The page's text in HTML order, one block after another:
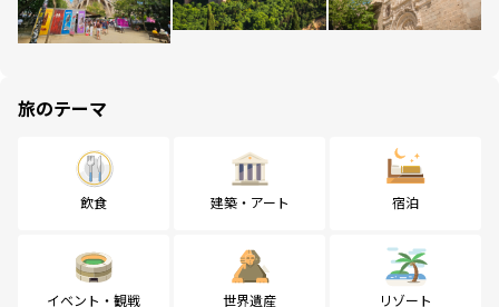
旅のテーマ
飲食 建築・アート 宿泊
イベント・観戦 世界遺産 リゾート